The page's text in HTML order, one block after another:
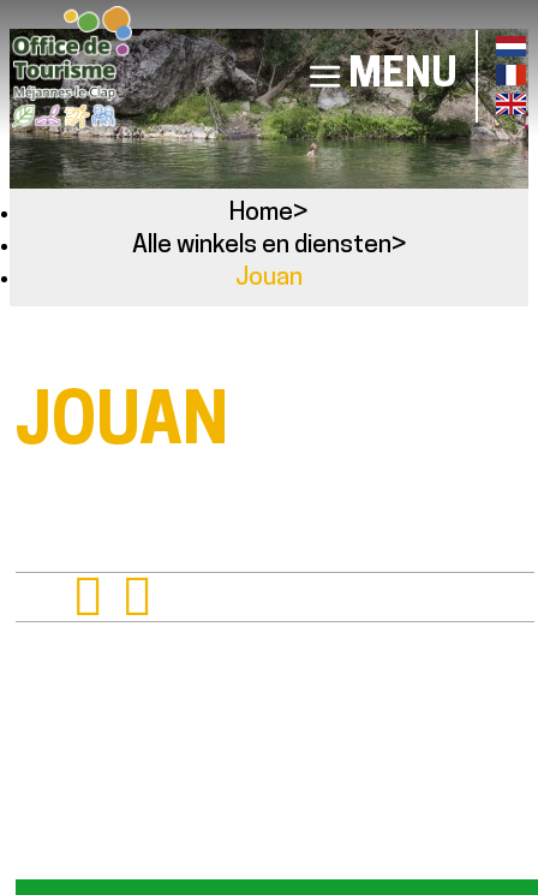
MENU
Home>
Alle winkels en diensten>
Jouan
JOUAN